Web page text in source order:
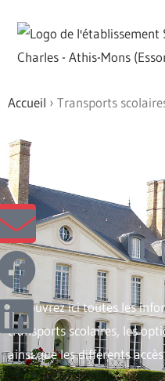
Accueil › Transports
Découvrez ici toutes les
transports scolaires, les
ainsi que les différents